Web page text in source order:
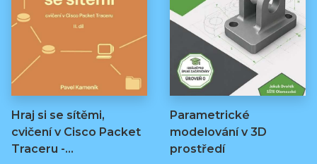
Hraj si se sítěmi,
cvičení v Cisco Packet
Traceru -…
Parametrické
modelování v 3D
prostředí